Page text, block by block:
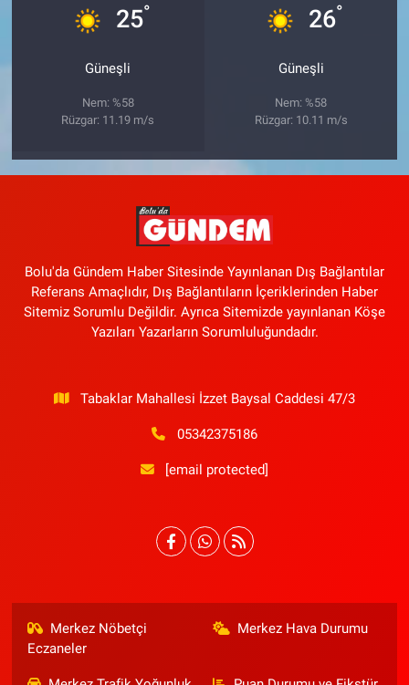
25°
Güneşli
Nem: %58
Rüzgar: 11.19 m/s
26°
Güneşli
Nem: %58
Rüzgar: 10.11 m/s
Bolu'da Gündem Haber Sitesinde Yayınlanan Dış Bağlantılar
Referans Amaçlıdır, Dış Bağlantıların İçeriklerinden Haber
Sitemiz Sorumlu Değildir. Ayrıca Sitemizde yayınlanan Köşe
Yazıları Yazarların Sorumluluğundadır.
Tabaklar Mahallesi İzzet Baysal Caddesi 47/3
05342375186
[email protected]
Merkez Nöbetçi
Eczaneler
Merkez Hava Durumu